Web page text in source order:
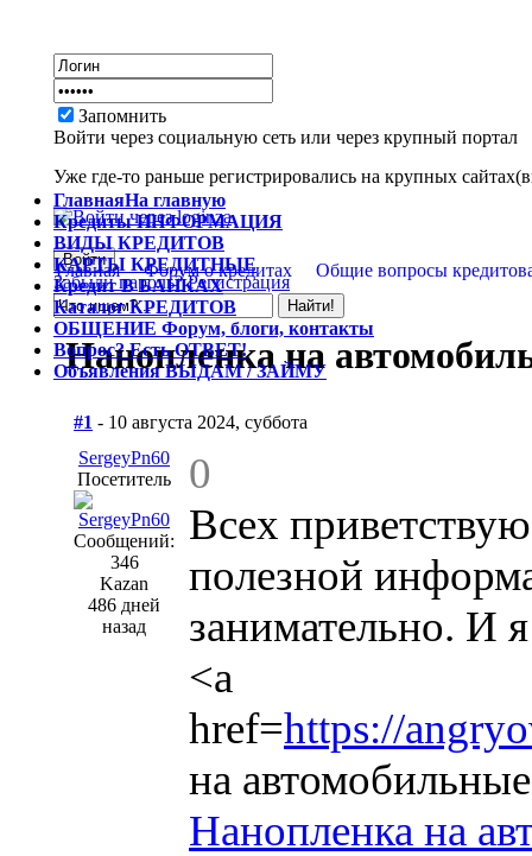
Запомнить
Войти через социальную сеть или через крупный портал
Уже где-то раньше регистрировались на крупных
Забыли пароль? Регистрация
ГлавнаяНа главную
КредитыИНФОРМАЦИЯ
ВИДЫКРЕДИТОВ
КАРТЫ КРЕДИТНЫЕ
КредитВ БАНКАХ
КаталогКРЕДИТОВ
ОБЩЕНИЕ Форум, блоги, контакты
Вопрос?Есть ОТВЕТ!
ОбъявленияВЫДАМ / ЗАЙМУ
Главная Форум о кредитах Общие вопросы
Нанопленка на
#1 - 10 августа 2024, суббота
SergeyPn60
Посетитель
Сообщений:
346
Kazan
486 дней
назад
0
Всех
полезной
занимательно. И
<a
href=https://
на
Нанопленка на